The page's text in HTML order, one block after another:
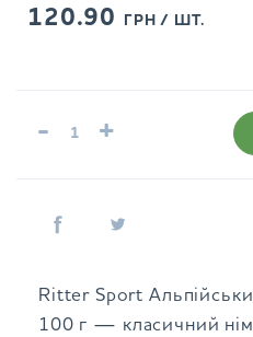
120.90 ГРН / ШТ.
- +
Ritter Sport
100 г — класичний